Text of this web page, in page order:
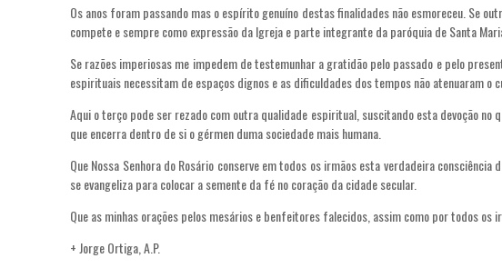
Os anos foram passando mas o espírito genuíno destas finalidades não esmoreceu. Se
compete e sempre como expressão da Igreja e parte integrante da paróquia de Santa
Se razões imperiosas me impedem de testemunhar a gratidão pelo passado e pelo
espirituais necessitam de espaços dignos e as dificuldades dos tempos não atenuaram o
Aqui o terço pode ser rezado com outra qualidade espiritual, suscitando esta devoção
que encerra dentro de si o gérmen duma sociedade mais humana.
Que Nossa Senhora do Rosário conserve em todos os irmãos esta verdadeira
se evangeliza para colocar a semente da fé no coração da cidade secular.
Que as minhas orações pelos mesários e benfeitores falecidos, assim como por todos
+ Jorge Ortiga, A.P.